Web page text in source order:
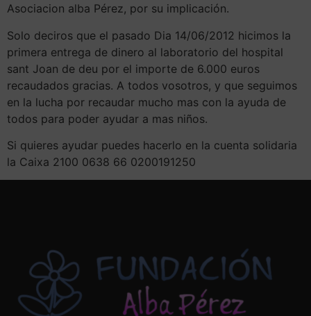
Asociacion alba Pérez, por su implicación.
Solo deciros que el pasado Dia 14/06/2012 hicimos la
primera entrega de dinero al laboratorio del hospital
sant Joan de deu por el importe de 6.000 euros
recaudados gracias. A todos vosotros, y que seguimos
en la lucha por recaudar mucho mas con la ayuda de
todos para poder ayudar a mas niños.
Si quieres ayudar puedes hacerlo en la cuenta solidaria
la Caixa 2100 0638 66 0200191250